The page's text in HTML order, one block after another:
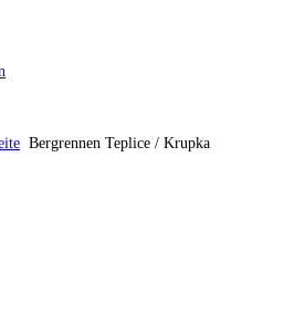
Bergrennen Teplice / Krupka